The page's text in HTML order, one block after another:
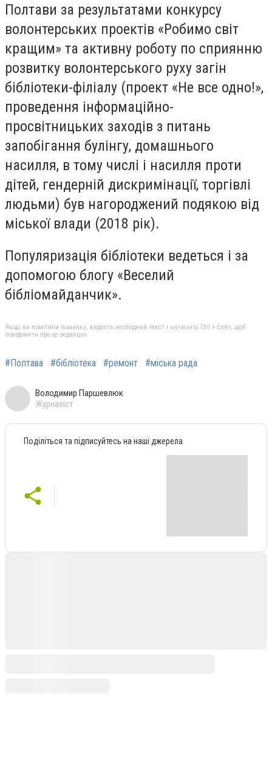
Полтави за результатами конкурсу
волонтерських проектів «Робимо світ
кращим» та активну роботу по сприянню
розвитку волонтерського руху загін
бібліотеки-філіалу (проект «Не все одно!»,
проведення інформаційно-
просвітницьких заходів з питань
запобігання булінгу, домашнього
насилля, в тому числі і насилля проти
дітей, гендерній дискримінації, торгівлі
людьми) був нагороджений подякою від
міської влади (2018 рік).
Популяризація бібліотеки ведеться і за
допомогою блогу «Веселий
бібліомайданчик».
Якщо ви помітили помилку, виділіть необхідний текст і натисніть Ctrl + Enter, щоб
повідомити про це редакцію
#Полтава #бібліотека #ремонт #міська рада
Володимир Паршевлюк
Журналіст
Поділіться та підписуйтесь на наші джерела